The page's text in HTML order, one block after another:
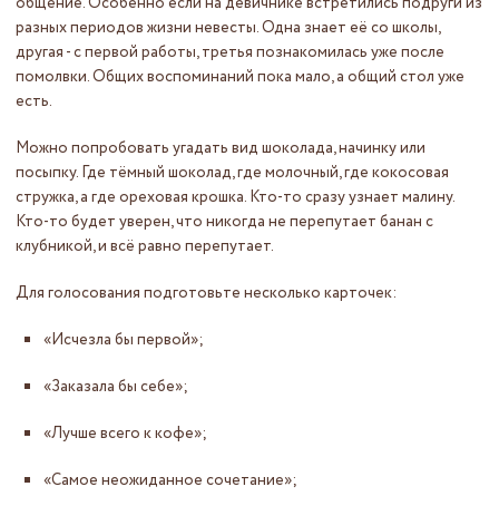
разных периодов жизни невесты. Одна знает её со школы,
другая - с первой работы, третья познакомилась уже после
помолвки. Общих воспоминаний пока мало, а общий стол уже
есть.
Можно попробовать угадать вид шоколада, начинку или
посыпку. Где тёмный шоколад, где молочный, где кокосовая
стружка, а где ореховая крошка. Кто-то сразу узнает малину.
Кто-то будет уверен, что никогда не перепутает банан с
клубникой, и всё равно перепутает.
Для голосования подготовьте несколько карточек:
«Исчезла бы первой»;
«Заказала бы себе»;
«Лучше всего к кофе»;
«Самое неожиданное сочетание»;